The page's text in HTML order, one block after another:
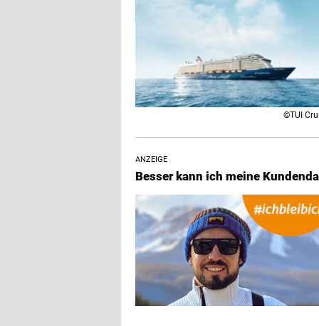
©TUI
ANZEIGE
Besser kann ich meine